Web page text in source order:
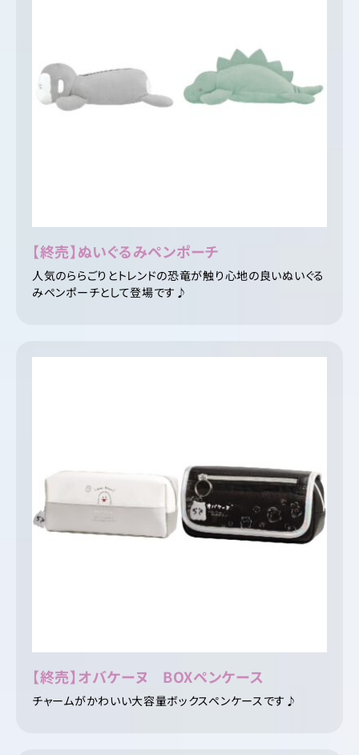
【終売】ぬいぐるみペンポーチ
人気のららごりとトレンドの恐竜が触り心地の良いぬいぐる
みペンポーチとして登場です♪
【終売】オバケーヌ BOXペンケース
チャームがかわいい大容量ボックスペンケースです♪